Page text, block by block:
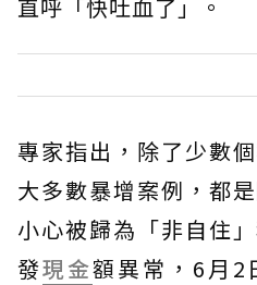
直呼「快吐血了」。
專家指出，除了少數
大多數暴增案例，都
小心被歸為「非自住
發現金額異常，6月2